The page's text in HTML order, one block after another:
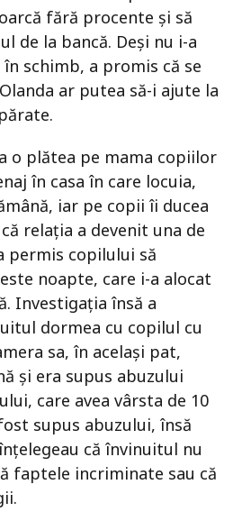
fără procente și să
de la bancă. Deși nu i-a
schimb, a promis că se
ar putea să-i ajute la
o plătea pe mama copiilor
în casa în care locuia,
iar pe copii îi ducea
relația a devenit una de
permis copilului să
noapte, care i-a alocat
Investigația însă a
dormea cu copilul cu
sa, în același pat,
și era supus abuzului
care avea vârsta de 10
supus abuzului, însă
că învinuitul nu
faptele incriminate sau că